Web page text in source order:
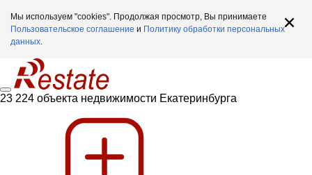
Мы используем "cookies". Продолжая просмотр, Вы принимаете
Пользовательское соглашение и Политику обработки персональных
данных.
23 224 объекта недвижимости Екатеринбурга